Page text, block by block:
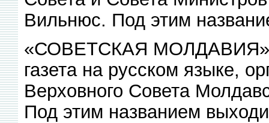
Вильнюс. Под этим
«СОВЕТСКАЯ МОЛДАВИЯ»,
газета на русском языке,
Верховного Совета
Под этим названием